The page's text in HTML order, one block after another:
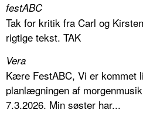
festABC
Tak for kritik fra Carl og
rigtige tekst. TAK
Vera
Kære FestABC, Vi er kommet
planlægningen af
7.3.2026. Min søster har...